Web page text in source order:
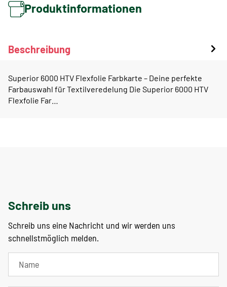
Produktinformationen
Beschreibung
Superior 6000 HTV Flexfolie Farbkarte – Deine perfekte
Farbauswahl für Textilveredelung Die Superior 6000 HTV
Flexfolie Far…
Schreib uns
Schreib uns eine Nachricht und wir werden uns
schnellstmöglich melden.